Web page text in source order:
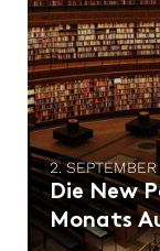
2.
Die New
Monats